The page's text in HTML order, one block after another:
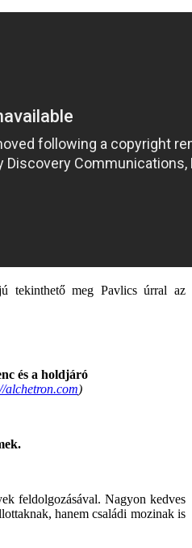
tekinthető meg Pavlics úrral az
és a holdjáró
alchetron.com)
feldolgozásával. Nagyon kedves
hanem családi mozinak is